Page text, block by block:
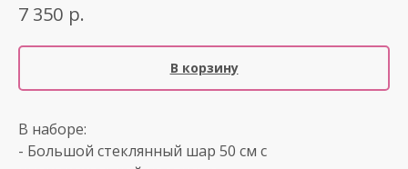
7 350 р.
В корзину
В наборе:
- Большой стеклянный шар 50 см с